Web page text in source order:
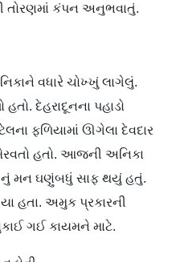
તોરણમાં કંપન અનુભવાતું.
વધારે ચોખ્ખું લાગેલું.
દેહરાદૂનના પહાડો
ફળિયામાં ઊગેલા દેવદાર
હતો. આજની અનિકા
મન ઘણુંબધું સાફ થયું હતું.
હતા. અમુક પ્રકારની
ગઈ કાયમને માટે.